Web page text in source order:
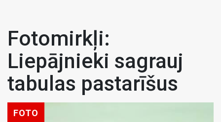
Fotomirkļi:
Liepājnieki sagrauj
tabulas pastarīšus
FOTO